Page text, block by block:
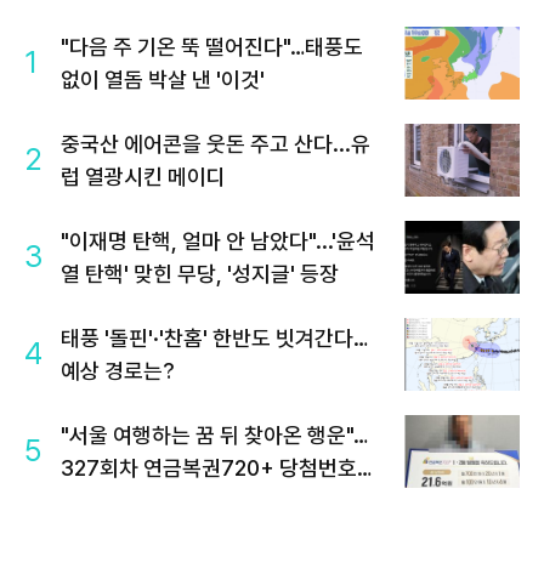
1
"다음 주 기온 뚝 떨어진다"…태풍도
없이 열돔 박살 낸 '이것'
2
중국산 에어콘을 웃돈 주고 산다...유
럽 열광시킨 메이디
3
"이재명 탄핵, 얼마 안 남았다"...'윤석
열 탄핵' 맞힌 무당, '성지글' 등장
4
태풍 '돌핀'·'찬홈' 한반도 빗겨간다…
예상 경로는?
5
"서울 여행하는 꿈 뒤 찾아온 행운"…
327회차 연금복권720+ 당첨번호조